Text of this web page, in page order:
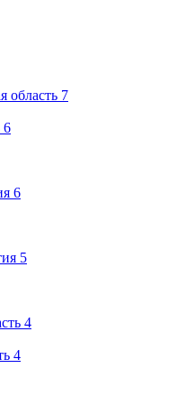
область 7
6
6
5
4
4